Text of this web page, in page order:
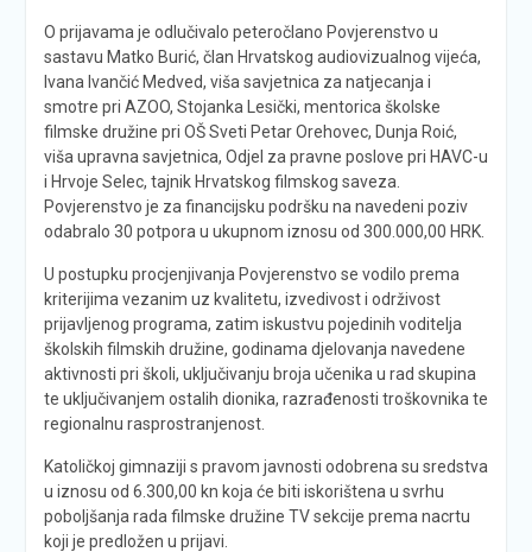
O prijavama je odlučivalo peteročlano Povjerenstvo u
sastavu Matko Burić, član Hrvatskog audiovizualnog vijeća,
Ivana Ivančić Medved, viša savjetnica za natjecanja i
smotre pri AZOO, Stojanka Lesički, mentorica školske
filmske družine pri OŠ Sveti Petar Orehovec, Dunja Roić,
viša upravna savjetnica, Odjel za pravne poslove pri HAVC-u
i Hrvoje Selec, tajnik Hrvatskog filmskog saveza.
Povjerenstvo je za financijsku podršku na navedeni poziv
odabralo 30 potpora u ukupnom iznosu od 300.000,00 HRK.
U postupku procjenjivanja Povjerenstvo se vodilo prema
kriterijima vezanim uz kvalitetu, izvedivost i održivost
prijavljenog programa, zatim iskustvu pojedinih voditelja
školskih filmskih družine, godinama djelovanja navedene
aktivnosti pri školi, uključivanju broja učenika u rad skupina
te uključivanjem ostalih dionika, razrađenosti troškovnika te
regionalnu rasprostranjenost.
Katoličkoj gimnaziji s pravom javnosti odobrena su sredstva
u iznosu od 6.300,00 kn koja će biti iskorištena u svrhu
poboljšanja rada filmske družine TV sekcije prema nacrtu
koji je predložen u prijavi.